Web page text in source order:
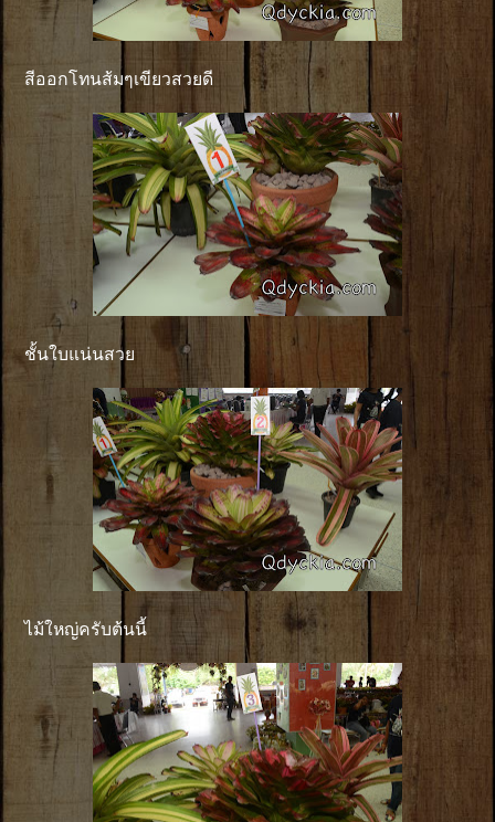
สีออกโทนส้มๆเขียวสวยดี
ชั้นใบแน่นสวย
ไม้ใหญ่ครับต้นนี้